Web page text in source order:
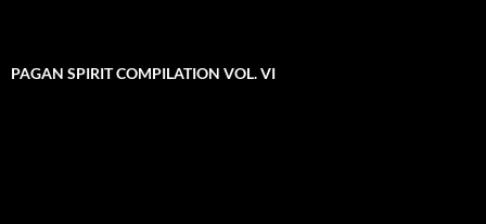
PAGAN SPIRIT COMPILATION VOL. VI